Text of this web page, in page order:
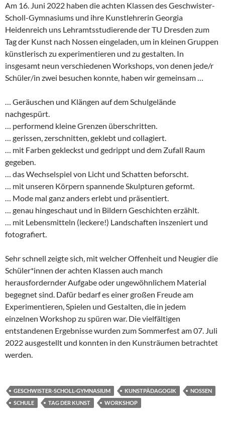
Am 16. Juni 2022 haben die achten Klassen des Geschwister-
Scholl-Gymnasiums und ihre Kunstlehrerin Georgia
Heidenreich uns Lehramtsstudierende der TU Dresden zum
Tag der Kunst nach Nossen eingeladen, um in kleinen Gruppen
künstlerisch zu experimentieren und zu gestalten. In
insgesamt neun verschiedenen Workshops, von denen jede/r
Schüler/in zwei besuchen konnte, haben wir gemeinsam …
… Geräuschen und Klängen auf dem Schulgelände
nachgespürt.
… performend kleine Grenzen überschritten.
… gerissen, zerschnitten, geklebt und collagiert.
… mit Farben gekleckst und gedrippt und dem Zufall Raum
gegeben.
… das Wechselspiel von Licht und Schatten beforscht.
… mit unseren Körpern spannende Skulpturen geformt.
… Mode mal ganz anders erlebt und präsentiert.
… genau hingeschaut und in Bildern Geschichten erzählt.
… mit Lebensmitteln (leckere!) Landschaften inszeniert und
fotografiert.
Sehr schnell zeigte sich, mit welcher Offenheit und Neugier die
Schüler*innen der achten Klassen auch manch
herausfordernder Aufgabe oder ungewöhnlichem Material
begegnet sind. Dafür bedarf es einer großen Freude am
Experimentieren, Spielen und Gestalten, die in jedem
einzelnen Workshop zu spüren war. Die vielfältigen
entstandenen Ergebnisse wurden zum Sommerfest am 07. Juli
2022 ausgestellt und konnten in den Kunsträumen betrachtet
werden.
GESCHWISTER-SCHOLL-GYMNASIUM KUNSTPÄDAGOGIK
NOSSEN
SCHULE
TAG DER KUNST WORKSHOP